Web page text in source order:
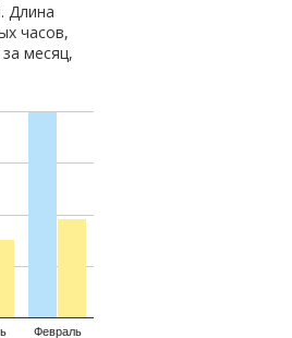
Длина
часов,
месяц,
Февраль